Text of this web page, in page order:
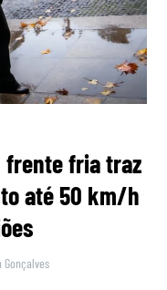
frente fria traz
até 50 km/h
Gonçalves